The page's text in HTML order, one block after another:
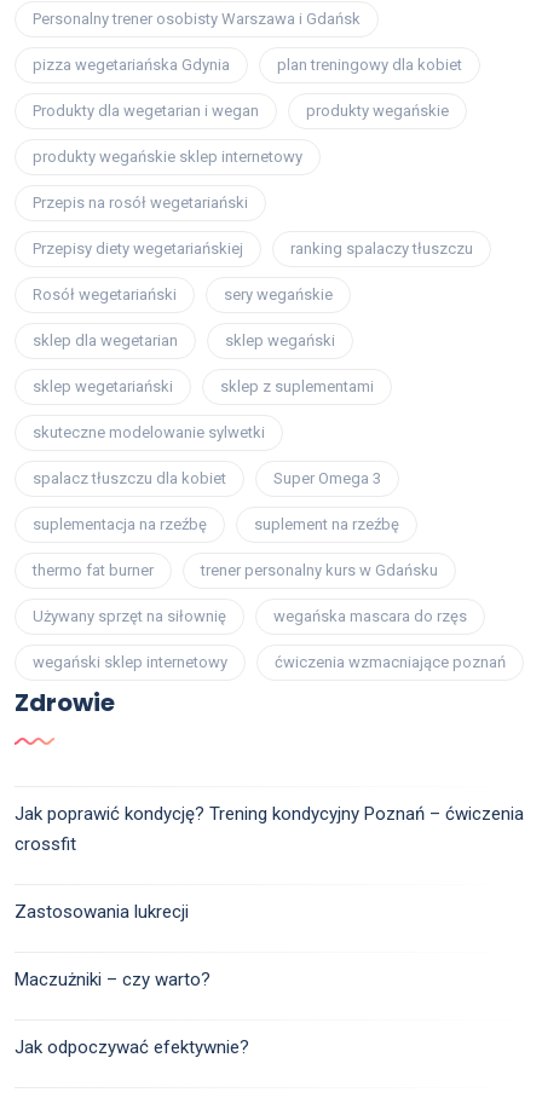
Personalny trener osobisty Warszawa i Gdańsk
pizza wegetariańska Gdynia plan treningowy dla kobiet
Produkty dla wegetarian i wegan produkty wegańskie
produkty wegańskie sklep internetowy
Przepis na rosół wegetariański
Przepisy diety wegetariańskiej ranking spalaczy tłuszczu
Rosół wegetariański sery wegańskie
sklep dla wegetarian sklep wegański
sklep wegetariański sklep z suplementami
skuteczne modelowanie sylwetki
spalacz tłuszczu dla kobiet Super Omega 3
suplementacja na rzeźbę suplement na rzeźbę
thermo fat burner trener personalny kurs w Gdańsku
Używany sprzęt na siłownię wegańska mascara do rzęs
wegański sklep internetowy ćwiczenia wzmacniające poznań
Zdrowie
Jak poprawić kondycję? Trening kondycyjny Poznań – ćwiczenia
crossfit
Zastosowania lukrecji
Maczużniki – czy warto?
Jak odpoczywać efektywnie?